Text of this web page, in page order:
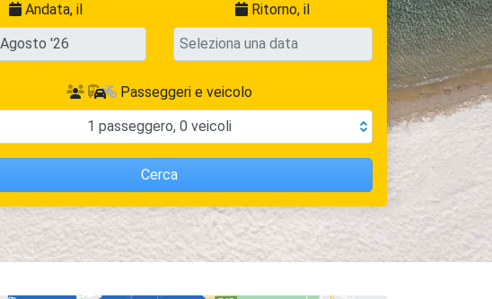
Andata, il Ritorno, il
Passeggeri e veicolo
1 passeggero, 0 veicoli
Cerca